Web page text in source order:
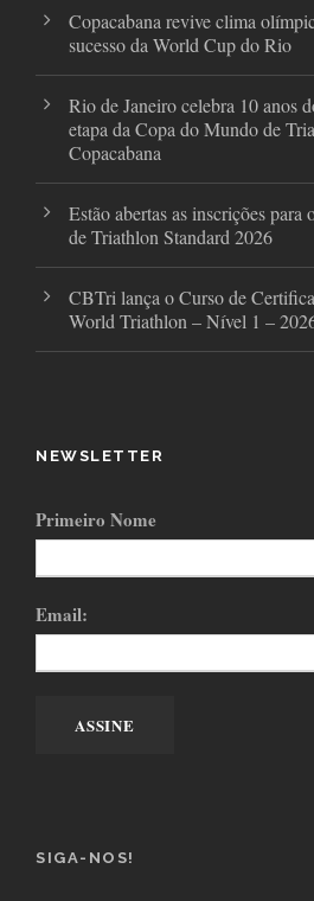
Copacabana revive clima
sucesso da World Cup do Rio
Rio de Janeiro celebra 10 anos
etapa da Copa do Mundo de
Copacabana
Estão abertas as inscrições
de Triathlon Standard 2026
CBTri lança o Curso de
World Triathlon – Nível 1 –
NEWSLETTER
Primeiro Nome
Email:
SIGA-NOS!